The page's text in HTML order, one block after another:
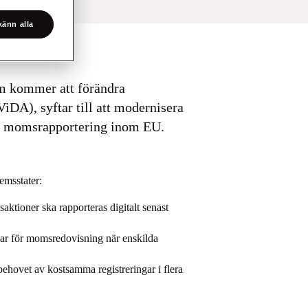
kommer att förändra
syftar till att modernisera
inom EU.
ska rapporteras digitalt senast
för momsredovisning när enskilda
av kostsamma registreringar i flera
alla